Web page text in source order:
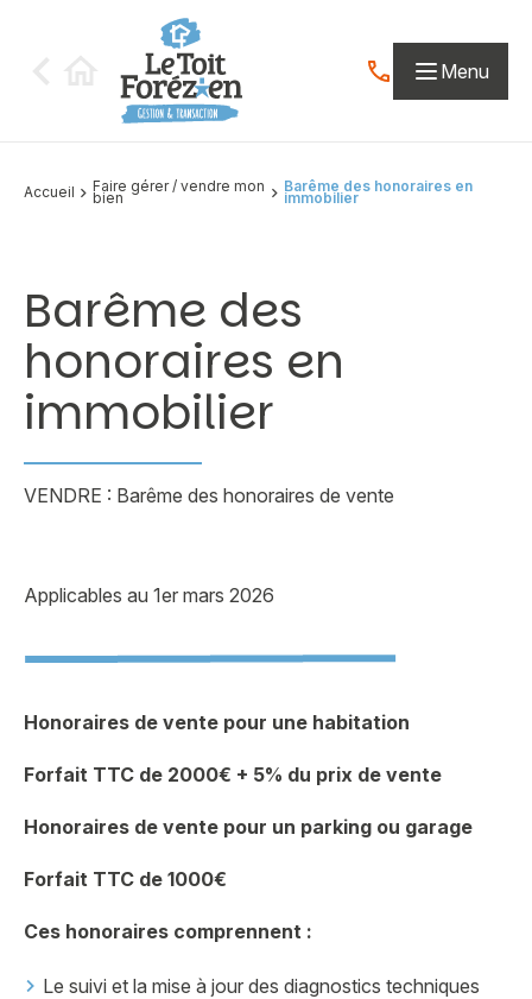
Contactez-nous
Menu
Accueil Faire gérer / vendre mon
bien
Barême des honoraires en
immobilier
Barême des
honoraires en
immobilier
VENDRE : Barême des honoraires de vente
Applicables au 1er mars 2026
Honoraires de vente pour une habitation
Forfait TTC de 2000€ + 5% du prix de vente
Honoraires de vente pour un parking ou garage
Forfait TTC de 1000€
Ces honoraires comprennent :
Le suivi et la mise à jour des diagnostics techniques